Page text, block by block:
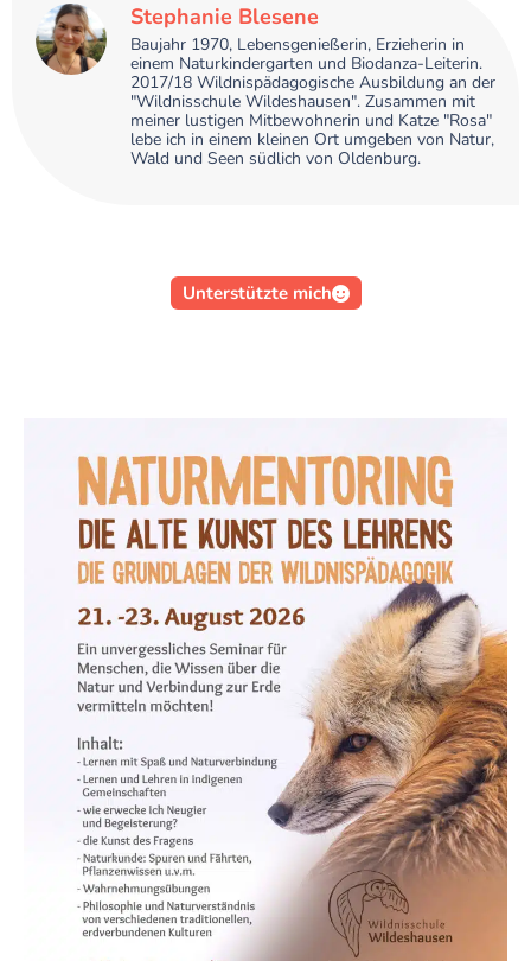
Stephanie Blesene
Baujahr 1970, Lebensgenießerin, Erzieherin in
einem Naturkindergarten und Biodanza-Leiterin.
2017/18 Wildnispädagogische Ausbildung an der
"Wildnisschule Wildeshausen". Zusammen mit
meiner lustigen Mitbewohnerin und Katze "Rosa"
lebe ich in einem kleinen Ort umgeben von Natur,
Wald und Seen südlich von Oldenburg.
Unterstützte mich